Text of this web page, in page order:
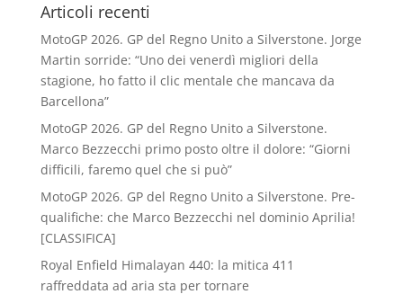
Articoli recenti
MotoGP 2026. GP del Regno Unito a Silverstone. Jorge
Martin sorride: “Uno dei venerdì migliori della
stagione, ho fatto il clic mentale che mancava da
Barcellona”
MotoGP 2026. GP del Regno Unito a Silverstone.
Marco Bezzecchi primo posto oltre il dolore: “Giorni
difficili, faremo quel che si può”
MotoGP 2026. GP del Regno Unito a Silverstone. Pre-
qualifiche: che Marco Bezzecchi nel dominio Aprilia!
[CLASSIFICA]
Royal Enfield Himalayan 440: la mitica 411
raffreddata ad aria sta per tornare